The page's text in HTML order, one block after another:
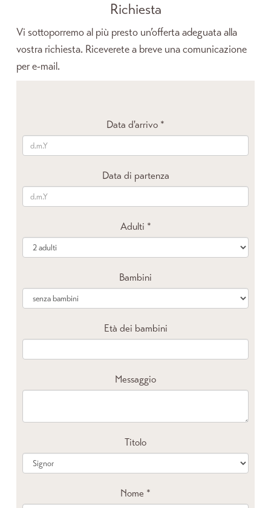
Richiesta
Vi sottoporremo al più presto un’offerta adeguata alla
vostra richiesta. Riceverete a breve una comunicazione
per e-mail.
Data d'arrivo *
Data di partenza
Adulti *
Bambini
Età dei bambini
Messaggio
Titolo
Nome *